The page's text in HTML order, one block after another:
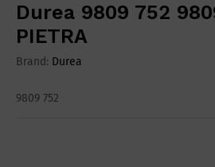
Durea 9809 752
PIETRA
Brand: Durea
9809 752